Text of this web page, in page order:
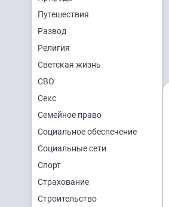
Путешествия
Развод
Религия
Светская жизнь
СВО
Секс
Семейное право
Социальное обеспечение
Социальные сети
Спорт
Страхование
Строительство